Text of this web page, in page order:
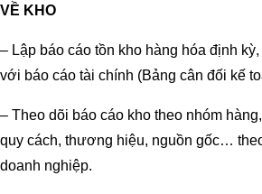
VỀ KHO
– Lập báo cáo tồn kho hàng hóa định
với báo cáo tài chính (Bảng cân đối kế
– Theo dõi báo cáo kho theo nhóm
quy cách, thương hiệu, nguồn gốc…
doanh nghiệp.